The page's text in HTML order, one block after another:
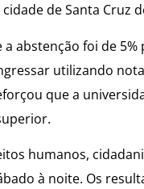
de Santa Cruz
abstenção foi de 5%
utilizando
que a
humanos,
à noite. Os